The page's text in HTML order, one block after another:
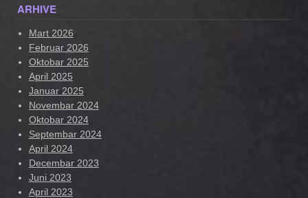
ARHIVE
Mart 2026
Februar 2026
Oktobar 2025
April 2025
Januar 2025
Novembar 2024
Oktobar 2024
Septembar 2024
April 2024
Decembar 2023
Juni 2023
April 2023